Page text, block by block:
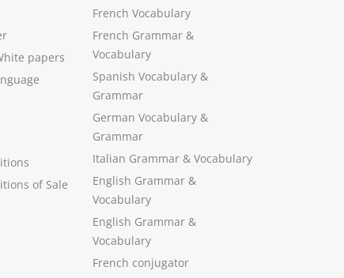
papers
of Sale
French Vocabulary
French Grammar &
Vocabulary
Spanish Vocabulary &
Grammar
German Vocabulary &
Grammar
Italian Grammar & Vocabulary
English Grammar &
Vocabulary
English Grammar &
Vocabulary
French conjugator